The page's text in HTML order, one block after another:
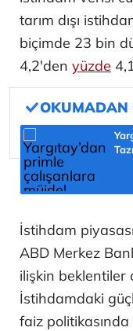
tarım dışı
biçimde 23 bin
4,2'den yüzde
İstihdam
ABD Merkez
ilişkin beklentiler
İstihdamdaki
faiz